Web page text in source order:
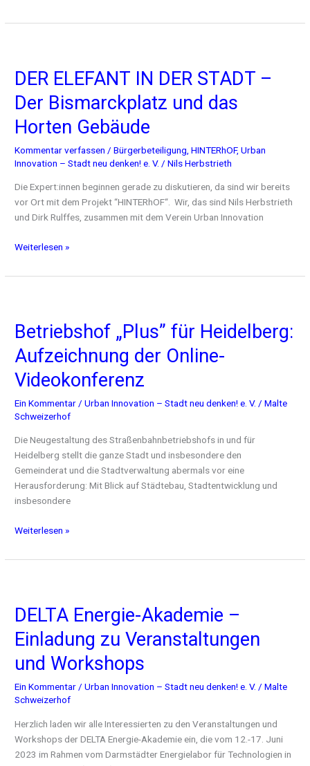
DER ELEFANT IN DER STADT –
Der Bismarckplatz und das
Horten Gebäude
Kommentar verfassen /Bürgerbeteiligung ,HINTERhOF,Urban
Innovation – Stadt neu denken! e. V. /Nils Herbstrieth
Die Expert:innen beginnen gerade zu diskutieren, da sind wir bereits
vor Ort mit dem Projekt “HINTERhOF“. Wir, das sind Nils Herbstrieth
und Dirk Rulffes, zusammen mit dem Verein Urban Innovation
STADT
Der
Bismarckplatz
und
das
Horten
Gebäude
Weiterlesen »
Betriebshof „Plus” für Heidelberg:
Aufzeichnung der Online-
Videokonferenz
Ein Kommentar /Urban Innovation – Stadt neu denken! e. V. /Malte
Schweizerhof
Die Neugestaltung des Straßenbahnbetriebshofs in und für
Heidelberg stellt die ganze Stadt und insbesondere den
Gemeinderat und die Stadtverwaltung abermals vor eine
Herausforderung: Mit Blick auf Städtebau, Stadtentwicklung und
insbesondere
für
Aufzeichnung
der
Online-
Videokonferenz
Weiterlesen »
DELTA Energie-Akademie –
Einladung zu Veranstaltungen
und Workshops
Ein Kommentar /Urban Innovation – Stadt neu denken! e. V. /Malte
Schweizerhof
Herzlich laden wir alle Interessierten zu den Veranstaltungen und
Workshops der DELTA Energie-Akademie ein, die vom 12.-17. Juni
2023 im Rahmen vom Darmstädter Energielabor für Technologien in
Akademie
Einladung
zu
Veranstaltungen
und
Workshops